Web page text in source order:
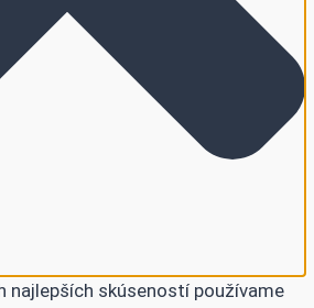
najlepších skúseností používame